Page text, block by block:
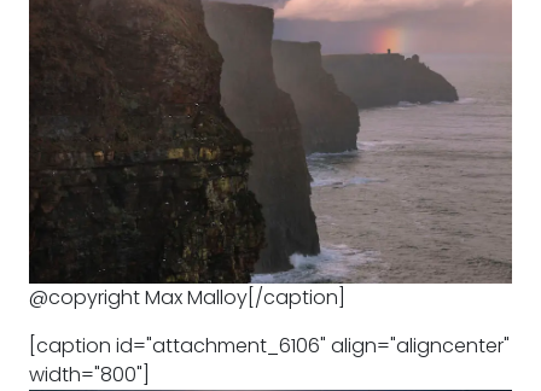
@copyright Max Malloy[/caption]
[caption id="attachment_6106" align="aligncenter"
width="800"]